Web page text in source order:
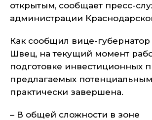
открытым, сообщает пресс-
администрации
Как сообщил вице-
Швец, на текущий момент
подготовке инвестиционных
предлагаемых
практически завершена.
– В общей сложности в зоне